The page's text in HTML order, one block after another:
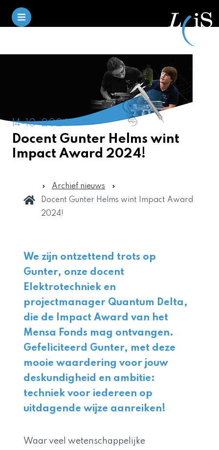
14-10-2024
Docent Gunter Helms wint
Impact Award 2024!
Archief nieuws
Docent Gunter Helms wint Impact Award
2024!
We zijn ontzettend trots op
Gunter, onze docent
Elektrotechniek en
projectmanager Quantum Delta,
die de Impact Award van het
Mensa Fonds mag ontvangen.
Gefeliciteerd Gunter, met deze
mooie waardering voor jouw
deskundigheid en ambitie:
techniek voor iedereen op
uitdagende wijze aanreiken!
Waar veel wetenschappelijke